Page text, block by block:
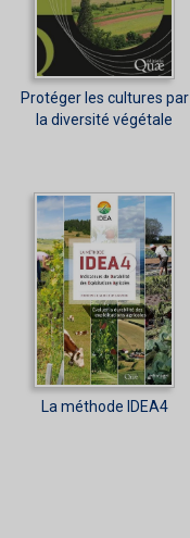
Protéger les cultures par
la diversité végétale
La méthode IDEA4